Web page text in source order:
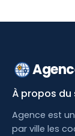
À propos du
Agence est
par ville les